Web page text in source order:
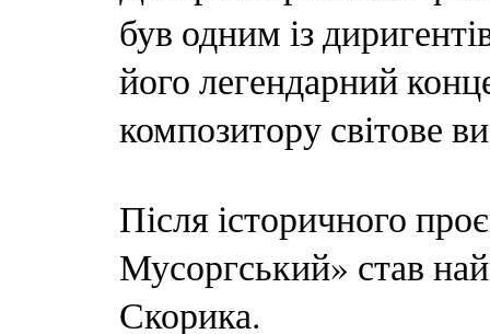
був одним із
його легендарний
композитору світове
Після історичного
Мусоргський» став
Скорика.